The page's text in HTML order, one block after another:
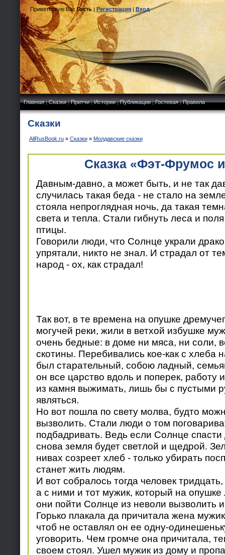
Приветствую Вас Гость|Регистрация|Вход
Главная|Сказки|Притчи|Истории|Публикации|Гостевая|Правила
Сказки
AllRusBook.ru» Сказки» Молдавские сказки
Сказка «Фэт-Фрумос
Давным-давно, а может быть, и не так
случилась такая беда - не стало на
стояла непроглядная ночь, да такая
света и тепла. Стали гибнуть леса и
птицы.
Говорили люди, что Солнце украли
упрятали, никто не знал. И страдал от
народ - ох, как страдал!
Так вот, в те времена на опушке
могучей реки, жили в ветхой избушке
очень бедные: в доме ни мяса, ни соли,
скотины. Перебивались кое-как с хлеба
был старательный, собою ладный,
он все царство вдоль и поперек, работу
из камня выжимать, лишь бы с пустыми
являться.
Но вот пошла по свету молва, будто
вызволить. Стали люди о том
подбадривать. Ведь если Солнце
снова земля будет светлой и щедрой.
нивах созреет хлеб - только убирать
станет жить людям.
И вот собралось тогда человек
а с ними и тот мужик, который на
они пойти Солнце из неволи вызволить
Горько плакала да причитала жена
чтоб не оставлял он ее одну-
уговорить. Чем громче она причитала,
своем стоял. Ушел мужик из дому и